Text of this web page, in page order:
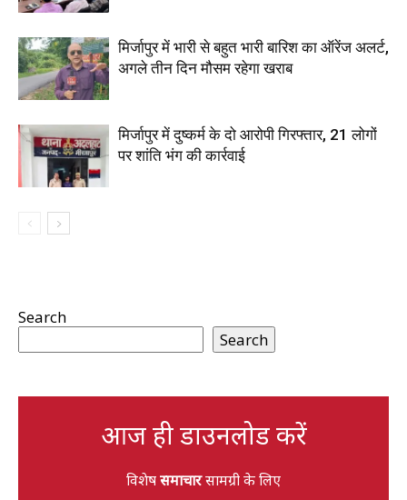
मिर्जापुर में भारी से बहुत भारी बारिश का ऑरेंज अलर्ट,
अगले तीन दिन मौसम रहेगा खराब
मिर्जापुर में दुष्कर्म के दो आरोपी गिरफ्तार, 21 लोगों
पर शांति भंग की कार्रवाई
Search
Search
आज ही डाउनलोड करें
विशेषसमाचारसामग्री के लिए